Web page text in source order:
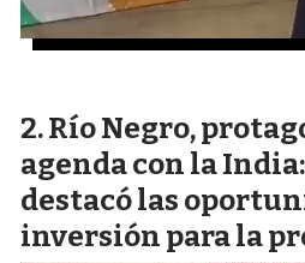
Río Negro,
agenda con la
destacó las
inversión para la